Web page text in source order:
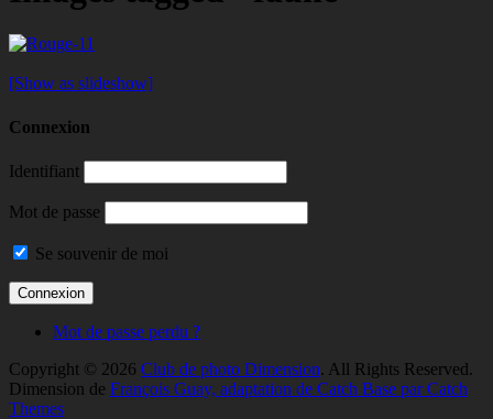
[Show as slideshow]
Connexion
Identifiant
Mot de passe
Se souvenir de moi
Mot de passe perdu ?
Copyright © 2026 Club de photo Dimension. All Rights Reserved.
Dimension de François Guay, adaptation de Catch Base par Catch
Themes